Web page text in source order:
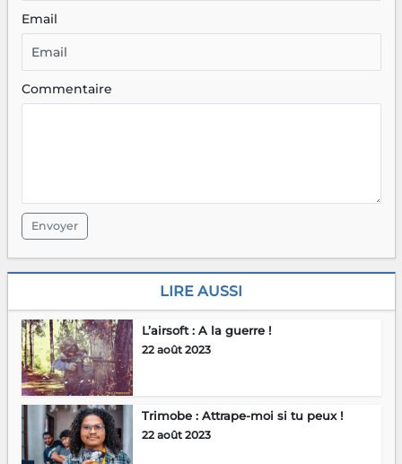
Email
Commentaire
Envoyer
LIRE AUSSI
L’airsoft : A la guerre !
22 août 2023
Trimobe : Attrape-moi si tu peux !
22 août 2023